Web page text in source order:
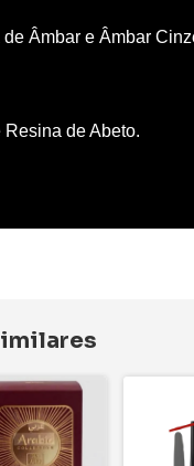
de Âmbar e Âmbar
Resina de Abeto.